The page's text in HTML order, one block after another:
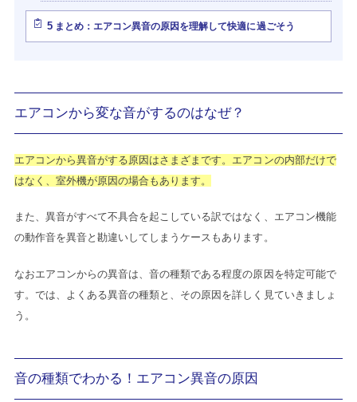
5まとめ：エアコン異音の原因を理解して快適に過ごそう
エアコンから変な音がするのはなぜ？
エアコンから異音がする原因はさまざまです。エアコンの内部だけで
はなく、室外機が原因の場合もあります。
また、異音がすべて不具合を起こしている訳ではなく、エアコン機能
の動作音を異音と勘違いしてしまうケースもあります。
なおエアコンからの異音は、音の種類である程度の原因を特定可能で
す。では、よくある異音の種類と、その原因を詳しく見ていきましょ
う。
音の種類でわかる！エアコン異音の原因